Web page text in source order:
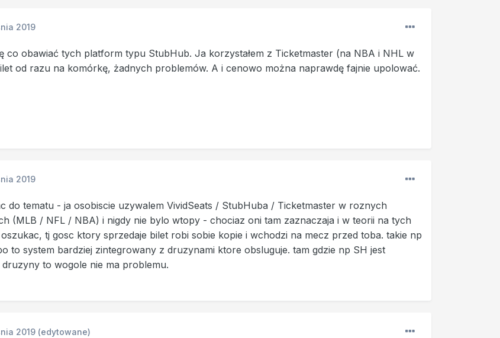
2019
co obawiać tych platform typu StubHub. Ja korzystałem z Ticketmaster (na NBA i NHL w
od razu na komórkę, żadnych problemów. A i cenowo można naprawdę fajnie upolować.
2019
do tematu - ja osobiscie uzywalem VividSeats / StubHuba / Ticketmaster w roznych
(MLB / NFL / NBA) i nigdy nie bylo wtopy - chociaz oni tam zaznaczaja i w teorii na tych
tj gosc ktory sprzedaje bilet robi sobie kopie i wchodzi na mecz przed toba. takie np
to system bardziej zintegrowany z druzynami ktore obsluguje. tam gdzie np SH jest
to wogole nie ma problemu.
2019 (edytowane)